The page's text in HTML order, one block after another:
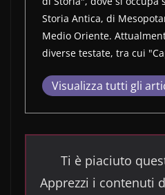
Storia Antica, di
Medio Oriente.
diverse testate, tra cui
Visualizza tutti gli
Ti è piaciuto
Apprezzi i contenuti